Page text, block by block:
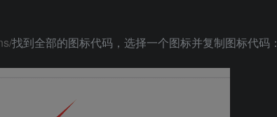
找到全部的图标代码，选择一个图标并复制图标代码：